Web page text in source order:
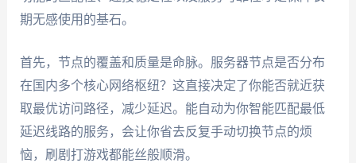
期无感使用的基石。
首先，节点的覆盖和质量是命脉。服务器节点是否分布
在国内多个核心网络枢纽？这直接决定了你能否就近获
取最优访问路径，减少延迟。能自动为你智能匹配最低
延迟线路的服务，会让你省去反复手动切换节点的烦
恼，刷剧打游戏都能丝般顺滑。